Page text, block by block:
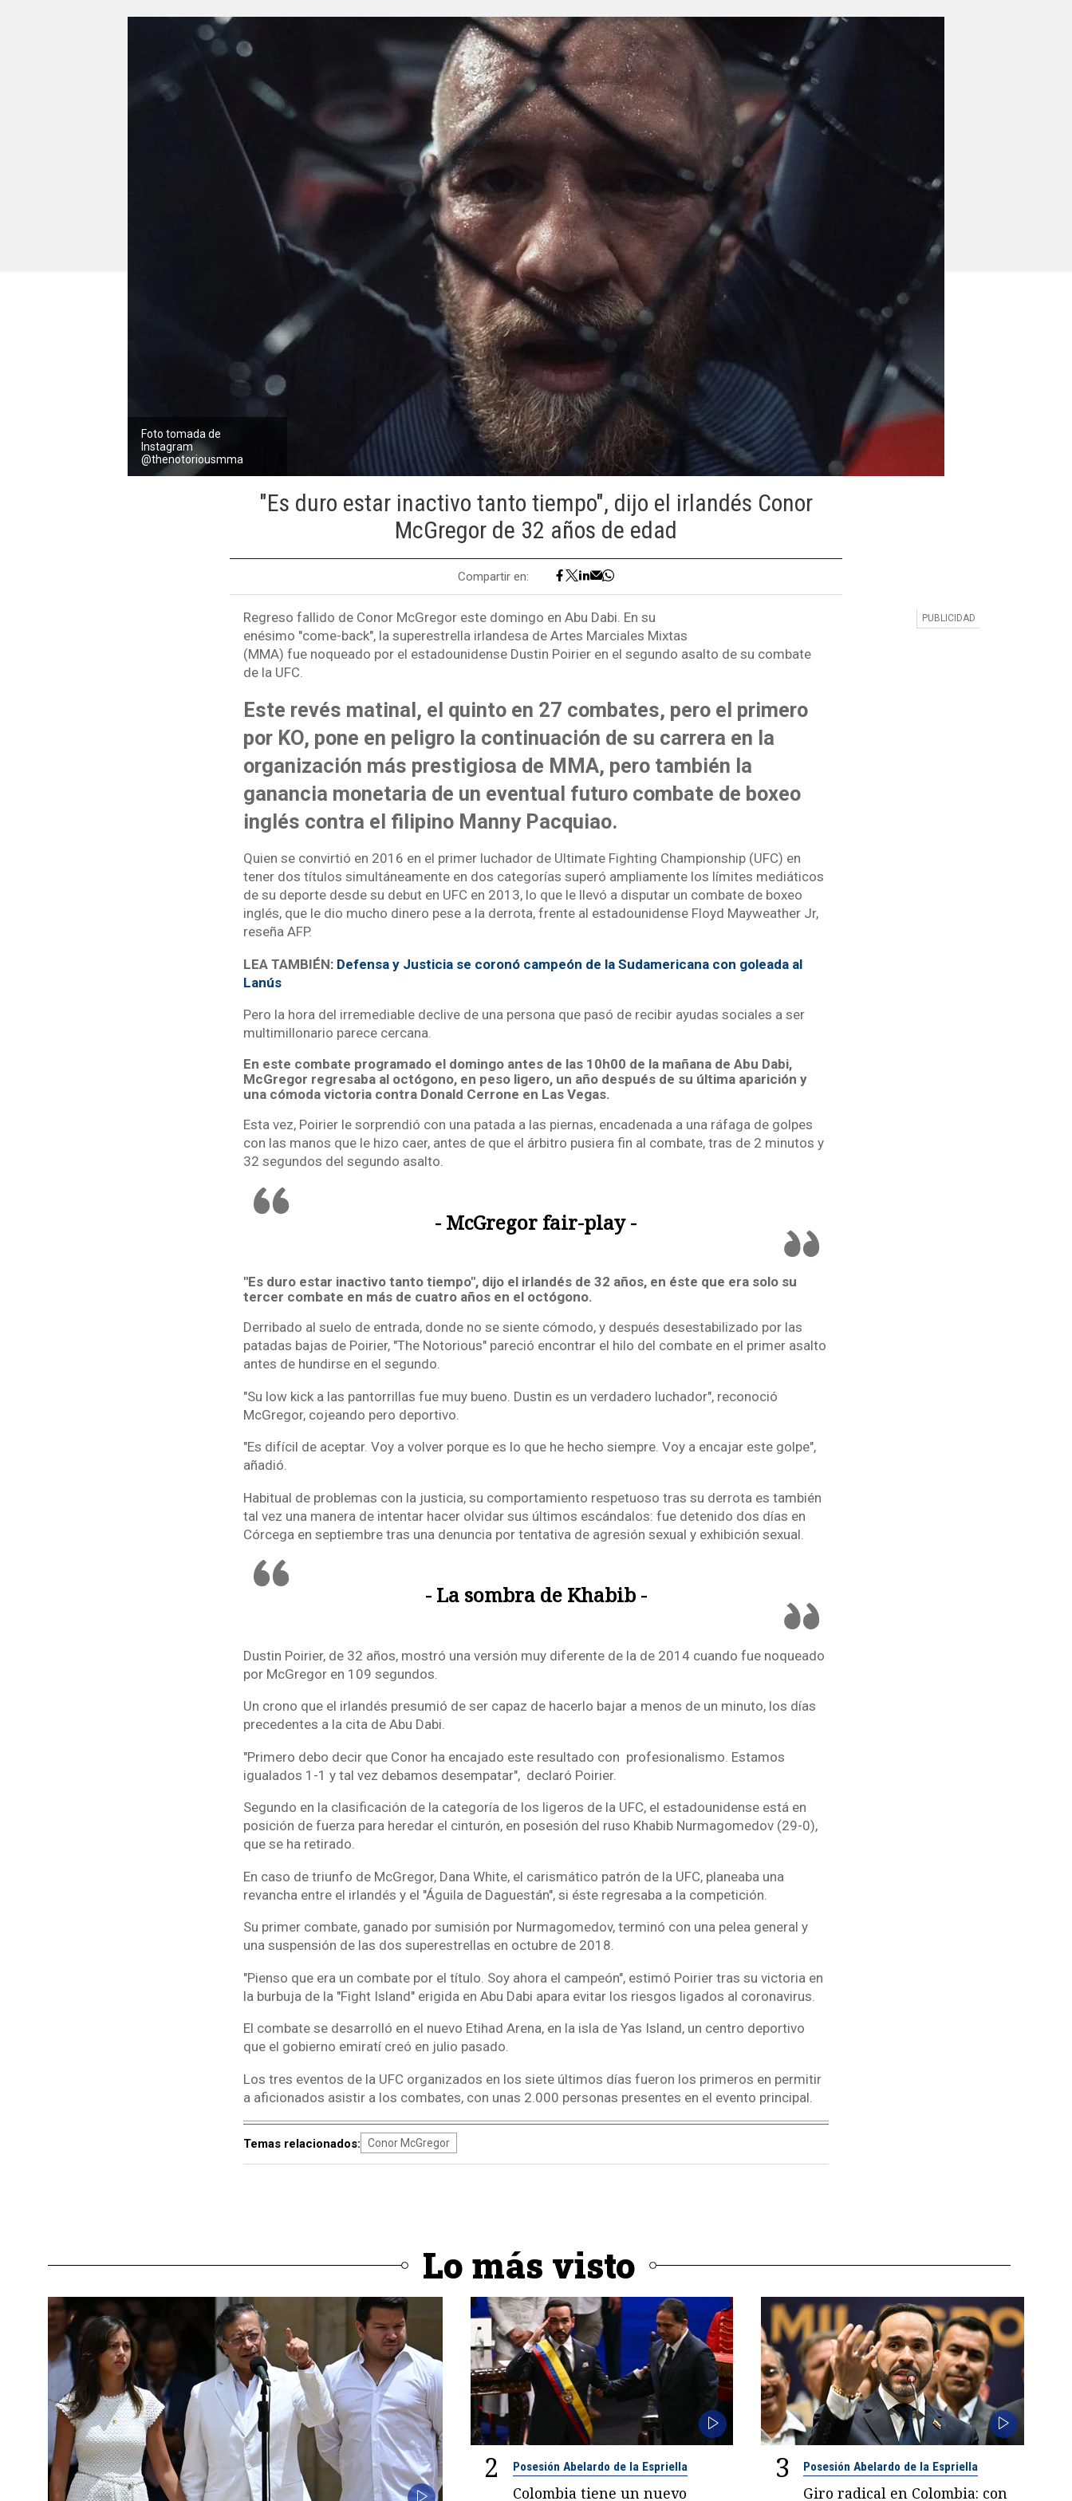
Foto tomada de
Instagram
@thenotoriousmma
"Es duro estar inactivo tanto tiempo", dijo el irlandés Conor
McGregor de 32 años de edad
Compartir en:
Regreso fallido de Conor McGregor este domingo en Abu Dabi. En su
enésimo "come-back", la superestrella irlandesa de Artes Marciales Mixtas
(MMA) fue noqueado por el estadounidense Dustin Poirier en el segundo asalto de su combate
de la UFC.
Este revés matinal, el quinto en 27 combates, pero el primero
por KO, pone en peligro la continuación de su carrera en la
organización más prestigiosa de MMA, pero también la
ganancia monetaria de un eventual futuro combate de boxeo
inglés contra el filipino Manny Pacquiao.
Quien se convirtió en 2016 en el primer luchador de Ultimate Fighting Championship (UFC) en
tener dos títulos simultáneamente en dos categorías superó ampliamente los límites mediáticos
de su deporte desde su debut en UFC en 2013, lo que le llevó a disputar un combate de boxeo
inglés, que le dio mucho dinero pese a la derrota, frente al estadounidense Floyd Mayweather Jr,
reseña AFP.
LEA TAMBIÉN: Defensa y Justicia se coronó campeón de la Sudamericana con goleada al
Lanús
Pero la hora del irremediable declive de una persona que pasó de recibir ayudas sociales a ser
multimillonario parece cercana.
En este combate programado el domingo antes de las 10h00 de la mañana de Abu Dabi,
McGregor regresaba al octógono, en peso ligero, un año después de su última aparición y
una cómoda victoria contra Donald Cerrone en Las Vegas.
Esta vez, Poirier le sorprendió con una patada a las piernas, encadenada a una ráfaga de golpes
con las manos que le hizo caer, antes de que el árbitro pusiera fin al combate, tras de 2 minutos y
32 segundos del segundo asalto.
- McGregor fair-play -
"Es duro estar inactivo tanto tiempo", dijo el irlandés de 32 años, en éste que era solo su
tercer combate en más de cuatro años en el octógono.
Derribado al suelo de entrada, donde no se siente cómodo, y después desestabilizado por las
patadas bajas de Poirier, "The Notorious" pareció encontrar el hilo del combate en el primer asalto
antes de hundirse en el segundo.
"Su low kick a las pantorrillas fue muy bueno. Dustin es un verdadero luchador", reconoció
McGregor, cojeando pero deportivo.
"Es difícil de aceptar. Voy a volver porque es lo que he hecho siempre. Voy a encajar este golpe",
añadió.
Habitual de problemas con la justicia, su comportamiento respetuoso tras su derrota es también
tal vez una manera de intentar hacer olvidar sus últimos escándalos: fue detenido dos días en
Córcega en septiembre tras una denuncia por tentativa de agresión sexual y exhibición sexual.
- La sombra de Khabib -
Dustin Poirier, de 32 años, mostró una versión muy diferente de la de 2014 cuando fue noqueado
por McGregor en 109 segundos.
Un crono que el irlandés presumió de ser capaz de hacerlo bajar a menos de un minuto, los días
precedentes a la cita de Abu Dabi.
"Primero debo decir que Conor ha encajado este resultado con profesionalismo. Estamos
igualados 1-1 y tal vez debamos desempatar", declaró Poirier.
Segundo en la clasificación de la categoría de los ligeros de la UFC, el estadounidense está en
posición de fuerza para heredar el cinturón, en posesión del ruso Khabib Nurmagomedov (29-0),
que se ha retirado.
En caso de triunfo de McGregor, Dana White, el carismático patrón de la UFC, planeaba una
revancha entre el irlandés y el "Águila de Daguestán", si éste regresaba a la competición.
Su primer combate, ganado por sumisión por Nurmagomedov, terminó con una pelea general y
una suspensión de las dos superestrellas en octubre de 2018.
"Pienso que era un combate por el título. Soy ahora el campeón", estimó Poirier tras su victoria en
la burbuja de la "Fight Island" erigida en Abu Dabi apara evitar los riesgos ligados al coronavirus.
El combate se desarrolló en el nuevo Etihad Arena, en la isla de Yas Island, un centro deportivo
que el gobierno emiratí creó en julio pasado.
Los tres eventos de la UFC organizados en los siete últimos días fueron los primeros en permitir
a aficionados asistir a los combates, con unas 2.000 personas presentes en el evento principal.
Temas relacionados: Conor McGregor
Lo más visto
2 Posesión Abelardo de la Espriella
Colombia tiene un nuevo
3 Posesión Abelardo de la Espriella
Giro radical en Colombia: con